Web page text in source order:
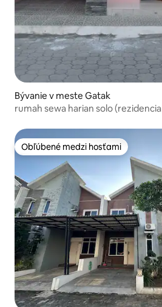
Bývanie v meste Gatak
rumah sewa harian solo
Obľúbené medzi hosťami
Obľúbené medzi hosťami